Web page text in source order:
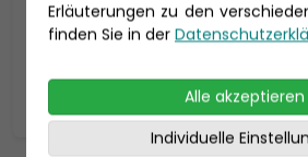
Erläuterungen zu den
finden Sie in der
Alle akzeptieren
Individuelle